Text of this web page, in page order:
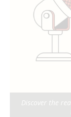
Discover the